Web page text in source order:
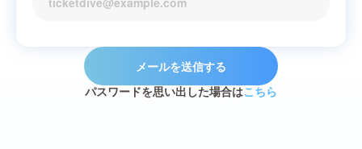
メールを送信する
パスワードを思い出した場合はこちら